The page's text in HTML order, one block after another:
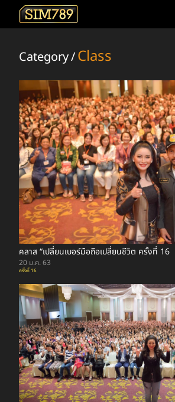
Category/Class
คลาส “เปลี่ยนเบอร์มือถือเปลี่ยนชีวิต ครั้งที่ 16
20 ม.ค. 63
ครั้งที่ 16